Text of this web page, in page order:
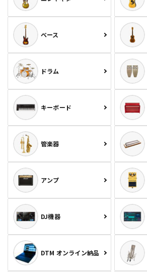
ベース
ドラム
キーボード
管楽器
アンプ
DJ機器
DTM オンライン納品